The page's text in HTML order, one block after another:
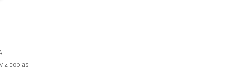
2 copias